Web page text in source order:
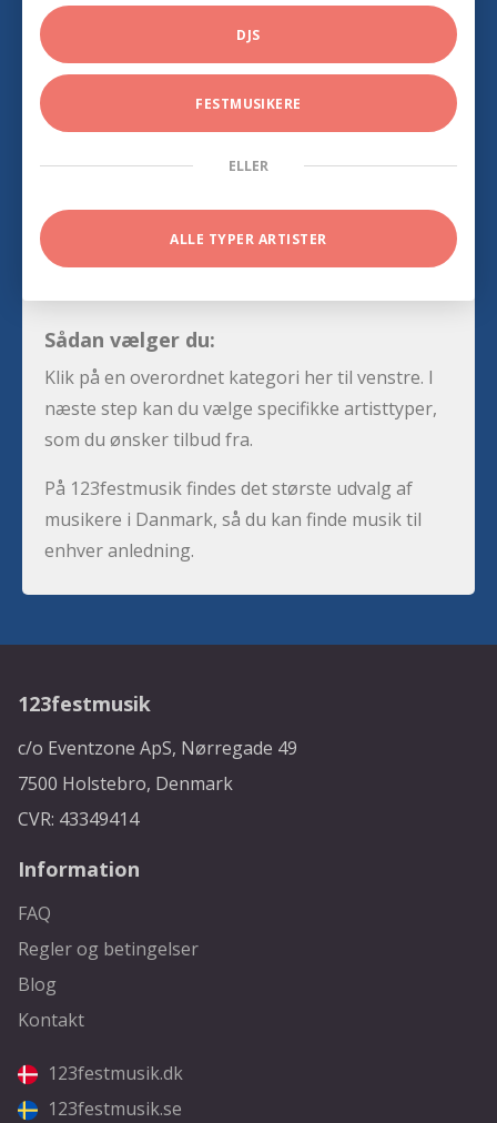
DJS
FESTMUSIKERE
ELLER
ALLE TYPER ARTISTER
Sådan vælger du:
Klik på en overordnet kategori her til venstre. I
næste step kan du vælge specifikke artisttyper,
som du ønsker tilbud fra.
På 123festmusik findes det største udvalg af
musikere i Danmark, så du kan finde musik til
enhver anledning.
123festmusik
c/o Eventzone ApS, Nørregade 49
7500 Holstebro, Denmark
CVR: 43349414
Information
FAQ
Regler og betingelser
Blog
Kontakt
123festmusik.dk
123festmusik.se